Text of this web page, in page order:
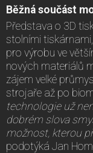
Běžná součást
Představa o 3D
stolními
pro výrobu ve
nových materiálů
zájem velké
strojaře až po
technologie už
dobrém slova
možnost, kterou
podotýká Jan